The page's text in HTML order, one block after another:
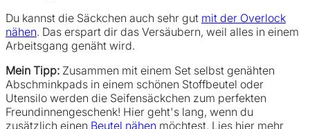
Du kannst die Säckchen auch sehr gut mit der Overlock
nähen. Das erspart dir das Versäubern, weil alles in einem
Arbeitsgang genäht wird.
Mein Tipp: Zusammen mit einem Set selbst genähten
Abschminkpads in einem schönen Stoffbeutel oder
Utensilo werden die Seifensäckchen zum perfekten
Freundinnengeschenk! Hier geht's lang, wenn du
zusätzlich einen Beutel nähen möchtest. Lies hier mehr